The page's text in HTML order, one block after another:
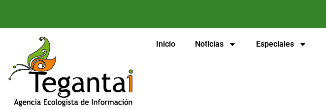
Inicio Noticias Especiales